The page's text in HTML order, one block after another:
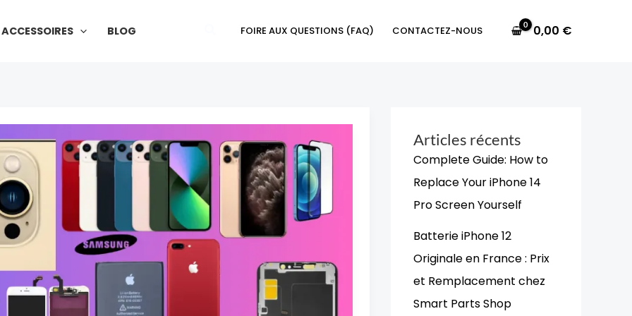
ACCESSOIRES BLOG Rechercher
FOIRE AUX QUESTIONS (FAQ) CONTACTEZ-NOUS 0,00 €
Articles récents
Complete Guide: How to
Replace Your iPhone 14
Pro Screen Yourself
Batterie iPhone 12
Originale en France : Prix
et Remplacement chez
Smart Parts Shop